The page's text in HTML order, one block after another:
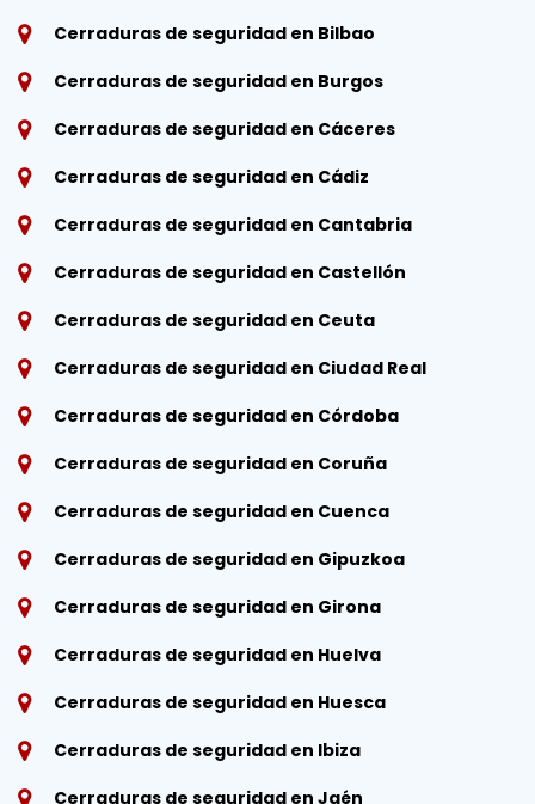
Cerraduras de seguridad en Bilbao
Cerraduras de seguridad en Burgos
Cerraduras de seguridad en Cáceres
Cerraduras de seguridad en Cádiz
Cerraduras de seguridad en Cantabria
Cerraduras de seguridad en Castellón
Cerraduras de seguridad en Ceuta
Cerraduras de seguridad en Ciudad Real
Cerraduras de seguridad en Córdoba
Cerraduras de seguridad en Coruña
Cerraduras de seguridad en Cuenca
Cerraduras de seguridad en Gipuzkoa
Cerraduras de seguridad en Girona
Cerraduras de seguridad en Huelva
Cerraduras de seguridad en Huesca
Cerraduras de seguridad en Ibiza
Cerraduras de seguridad en Jaén